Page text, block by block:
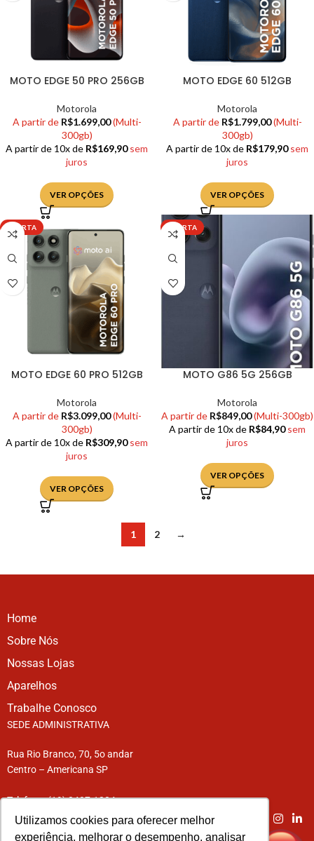
Utilizamos cookies para oferecer melhor
experiência, melhorar o desempenho, analisar
MOTO EDGE 50 PRO 256GB
Motorola
A partir de R$1.699,00(Multi-
300gb)
A partir de 10x de R$169,90 sem
juros
VER OPÇÕES
MOTO EDGE 60 512GB
Motorola
A partir de R$1.799,00(Multi-
300gb)
A partir de 10x de R$179,90 sem
juros
VER OPÇÕES
OFERTA
MOTO EDGE 60 PRO 512GB
Motorola
A partir de R$3.099,00(Multi-
300gb)
A partir de 10x de R$309,90 sem
juros
VER OPÇÕES
OFERTA
MOTO G86 5G 256GB
Motorola
A partir de R$849,00(Multi-300gb)
A partir de 10x de R$84,90 sem
juros
VER OPÇÕES
1 2 →
Home
Sobre Nós
Nossas Lojas
Aparelhos
Trabalhe Conosco
SEDE ADMINISTRATIVA
Rua Rio Branco, 70, 5o andar
Centro – Americana SP
Telefone: (19) 3407-1234